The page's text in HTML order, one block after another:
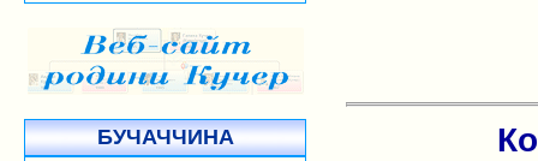
БУЧАЧЧИНА